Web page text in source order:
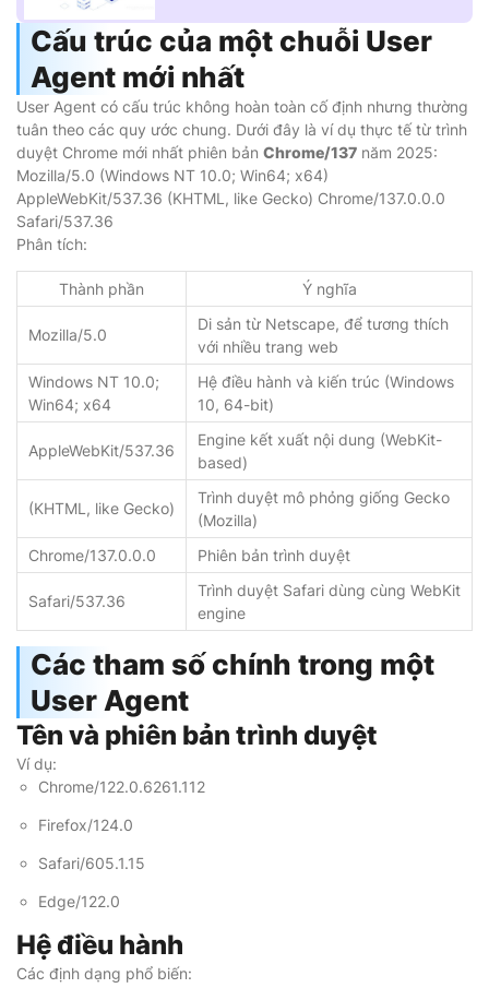
Cấu trúc của một chuỗi User
Agent mới nhất
User Agent có cấu trúc không hoàn toàn cố định nhưng thường
tuân theo các quy ước chung. Dưới đây là ví dụ thực tế từ trình
duyệt Chrome mới nhất phiên bản Chrome/137 năm 2025:
Mozilla/5.0 (Windows NT 10.0; Win64; x64)
AppleWebKit/537.36 (KHTML, like Gecko) Chrome/137.0.0.0
Safari/537.36
Phân tích:
Thành phần Ý nghĩa
Mozilla/5.0
Di sản từ Netscape, để tương thích
với nhiều trang web
Windows NT 10.0;
Win64; x64
Hệ điều hành và kiến trúc (Windows
10, 64-bit)
AppleWebKit/537.36
Engine kết xuất nội dung (WebKit-
based)
(KHTML, like Gecko)
Trình duyệt mô phỏng giống Gecko
(Mozilla)
Chrome/137.0.0.0
Phiên bản trình duyệt
Safari/537.36
Trình duyệt Safari dùng cùng WebKit
engine
Các tham số chính trong một
User Agent
Tên và phiên bản trình duyệt
Ví dụ:
Chrome/122.0.6261.112
Firefox/124.0
Safari/605.1.15
Edge/122.0
Hệ điều hành
Các định dạng phổ biến: